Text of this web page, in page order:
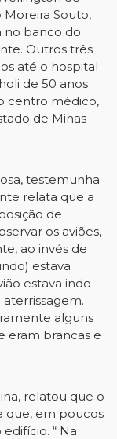
Moreira Souto,
no banco do
Outros três
até o hospital
de 50 anos
centro médico,
de Minas
testemunha
relata que a
de
os aviões,
ao invés de
estava
estava indo
alguns
eram brancas e
relatou que o
que, em poucos
“ Na